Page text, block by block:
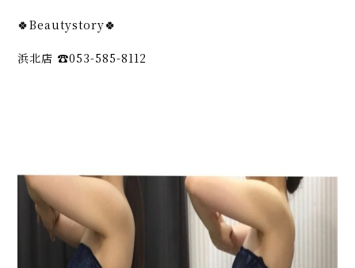
🍀Beautystory🍀
浜北店 ☎︎053-585-8112